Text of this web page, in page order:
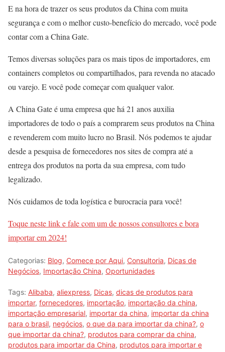
E na hora de trazer os seus produtos da China com muita
segurança e com o melhor custo-benefício do mercado, você pode
contar com a China Gate.
Temos diversas soluções para os mais tipos de importadores, em
containers completos ou compartilhados, para revenda no atacado
ou varejo. E você pode começar com qualquer valor.
A China Gate é uma empresa que há 21 anos auxilia
importadores de todo o país a comprarem seus produtos na China
e revenderem com muito lucro no Brasil. Nós podemos te ajudar
desde a pesquisa de fornecedores nos sites de compra até a
entrega dos produtos na porta da sua empresa, com tudo
legalizado.
Nós cuidamos de toda logística e burocracia para você!
Toque neste link e fale com um de nossos consultores e bora
importar em 2024!
Categorias: Blog, Comece por Aqui, Consultoria, Dicas de
Negócios, Importação China, Oportunidades
Tags: Alibaba, aliexpress, Dicas, dicas de produtos para
importar, fornecedores, importação, importação da china,
importação empresarial, importar da china, importar da china
para o brasil, negócios, o que da para importar da china?, o
que importar da china?, produtos para comprar da china,
produtos para importar da China, produtos para importar e